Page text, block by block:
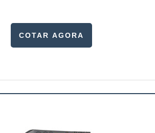
COTAR AGORA